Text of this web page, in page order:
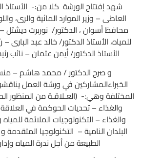
شهد إفتتاح الورشة كلا من:- الأستاذ
العاطى – وزير الموارد المائية والرى،
محافظ أسوان ، الدكتور/ نوربرت ديشتل –
للمياه، الأستاذ الدكتور/ خالد عبد البارى
الأستاذ الدكتور/ أيمن عثمان – نائب
و صرح الدكتور / محمد هاشم –
الخبراءالمشاركين في ورشة العمل
المختلفة وهي:- (العـلاقـة من المنظور
والغذاء – تحديات الحوكمة في
والغذاء – التكنولوجيات الملائمة
البلدان النامية – التكنولوجيا
الطبيعة من أجل ندرة المياه